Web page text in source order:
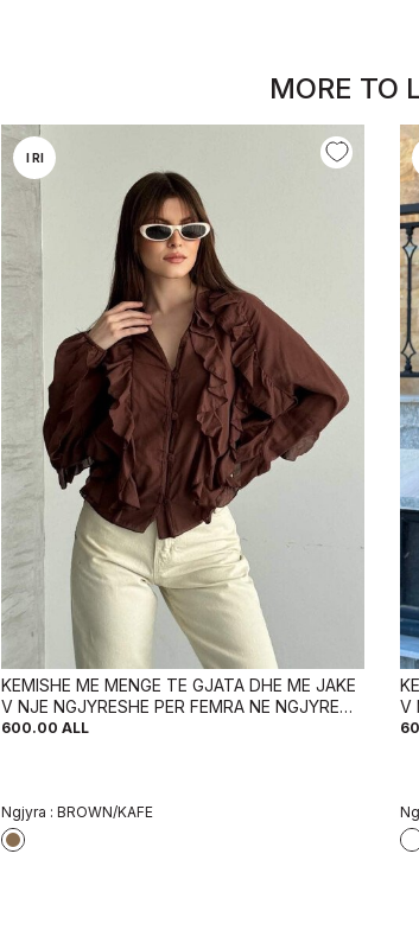
MORE TO
I RI
KEMISHE ME MENGE TE GJATA DHE ME JAKE
V NJE NGJYRESHE PER FEMRA NE NGJYRE
KAFE
600.00 ALL
Ngjyra : BROWN/KAFE
V